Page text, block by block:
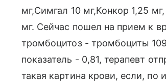
мг,Симгал 10 мг,Конкор 1,25
мг. Сейчас пошел на прием к
тромбоцитоз - тромбоциты
показатель - 0,81, терапевт
такая картина крови, если,